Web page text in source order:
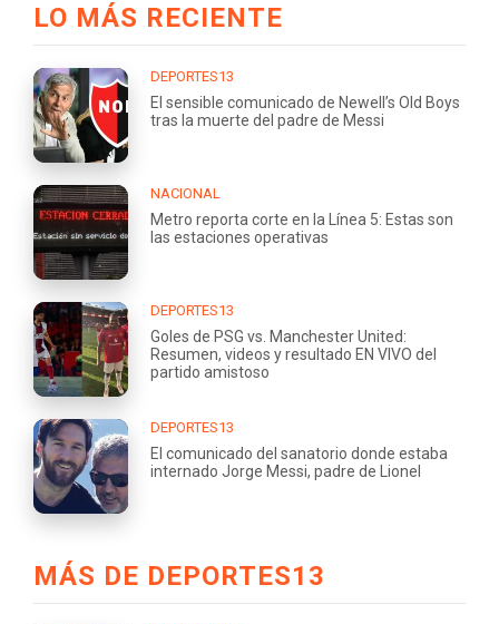
LO MÁS RECIENTE
DEPORTES13
El sensible comunicado de Newell’s Old Boys
tras la muerte del padre de Messi
NACIONAL
Metro reporta corte en la Línea 5: Estas son
las estaciones operativas
DEPORTES13
Goles de PSG vs. Manchester United:
Resumen, videos y resultado EN VIVO del
partido amistoso
DEPORTES13
El comunicado del sanatorio donde estaba
internado Jorge Messi, padre de Lionel
MÁS DE DEPORTES13